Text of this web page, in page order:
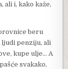
ali i, kako kaže,
beru
ljudi penziju, ali
kupe ulje… A
svakako,